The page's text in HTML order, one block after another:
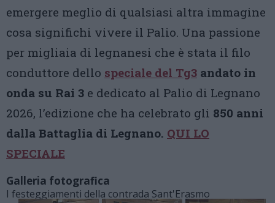
emergere meglio di qualsiasi altra immagine
cosa significhi vivere il Palio. Una passione
per migliaia di legnanesi che è stata il filo
conduttore dello speciale del Tg3 andato in
onda su Rai 3 e dedicato al Palio di Legnano
2026, l’edizione che ha celebrato gli 850 anni
dalla Battaglia di Legnano. QUI LO
SPECIALE
Galleria fotografica
I festeggiamenti della contrada Sant'Erasmo